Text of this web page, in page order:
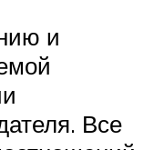
и
Все